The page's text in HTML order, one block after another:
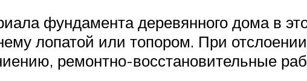
фундамента деревянного дома в
лопатой или топором. При
ремонтно-восстановительные